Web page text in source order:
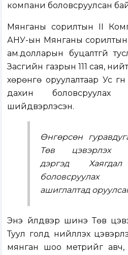
компани боловсруулсан
Мянганы сорилтын II
АНУ-ын Мянганы
ам.долларын буцалтгүй
Засгийн газрын 111 сая,
хөрөнгө оруулалтаар Ус
дахин боловсруулах
шийдвэрлэсэн.
Өнгөрсөн
Төв цэвэрлэх
дэргэд
боловсруулах
ашиглалтад
Энэ үйлдвэр шинэ Төв
Туул голд нийлүүлэх
мянган шоо метрийг авч,